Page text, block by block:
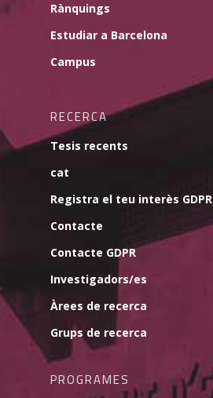
Rànquings
Estudiar a Barcelona
Campus
RECERCA
Tesis recents
cat
Registra el teu interès GDPR
Contacte
Contacte GDPR
Investigadors/es
Àrees de recerca
Grups de recerca
PROGRAMES